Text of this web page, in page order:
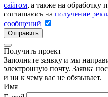
сайтом, а также на обработку
соглашаюсь на получение
сообщений
Отправить
Получить проект
Заполните заявку и мы
электронную почту. Заявка
и ни к чему вас не обязывает.
Имя